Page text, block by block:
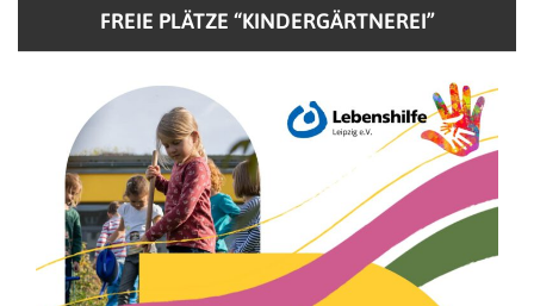
FREIE PLÄTZE “KINDERGÄRTNEREI”